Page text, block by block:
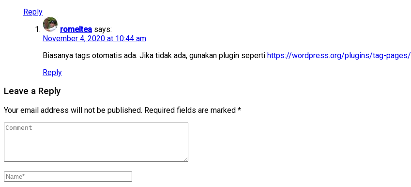
Reply
romeltea says:
November 4, 2020 at 10:44 am
Biasanya tags otomatis ada. Jika tidak ada, gunakan plugin seperti https://wordpress.org/plugins/tag-pages/
Reply
Leave a Reply
Your email address will not be published. Required fields are marked *